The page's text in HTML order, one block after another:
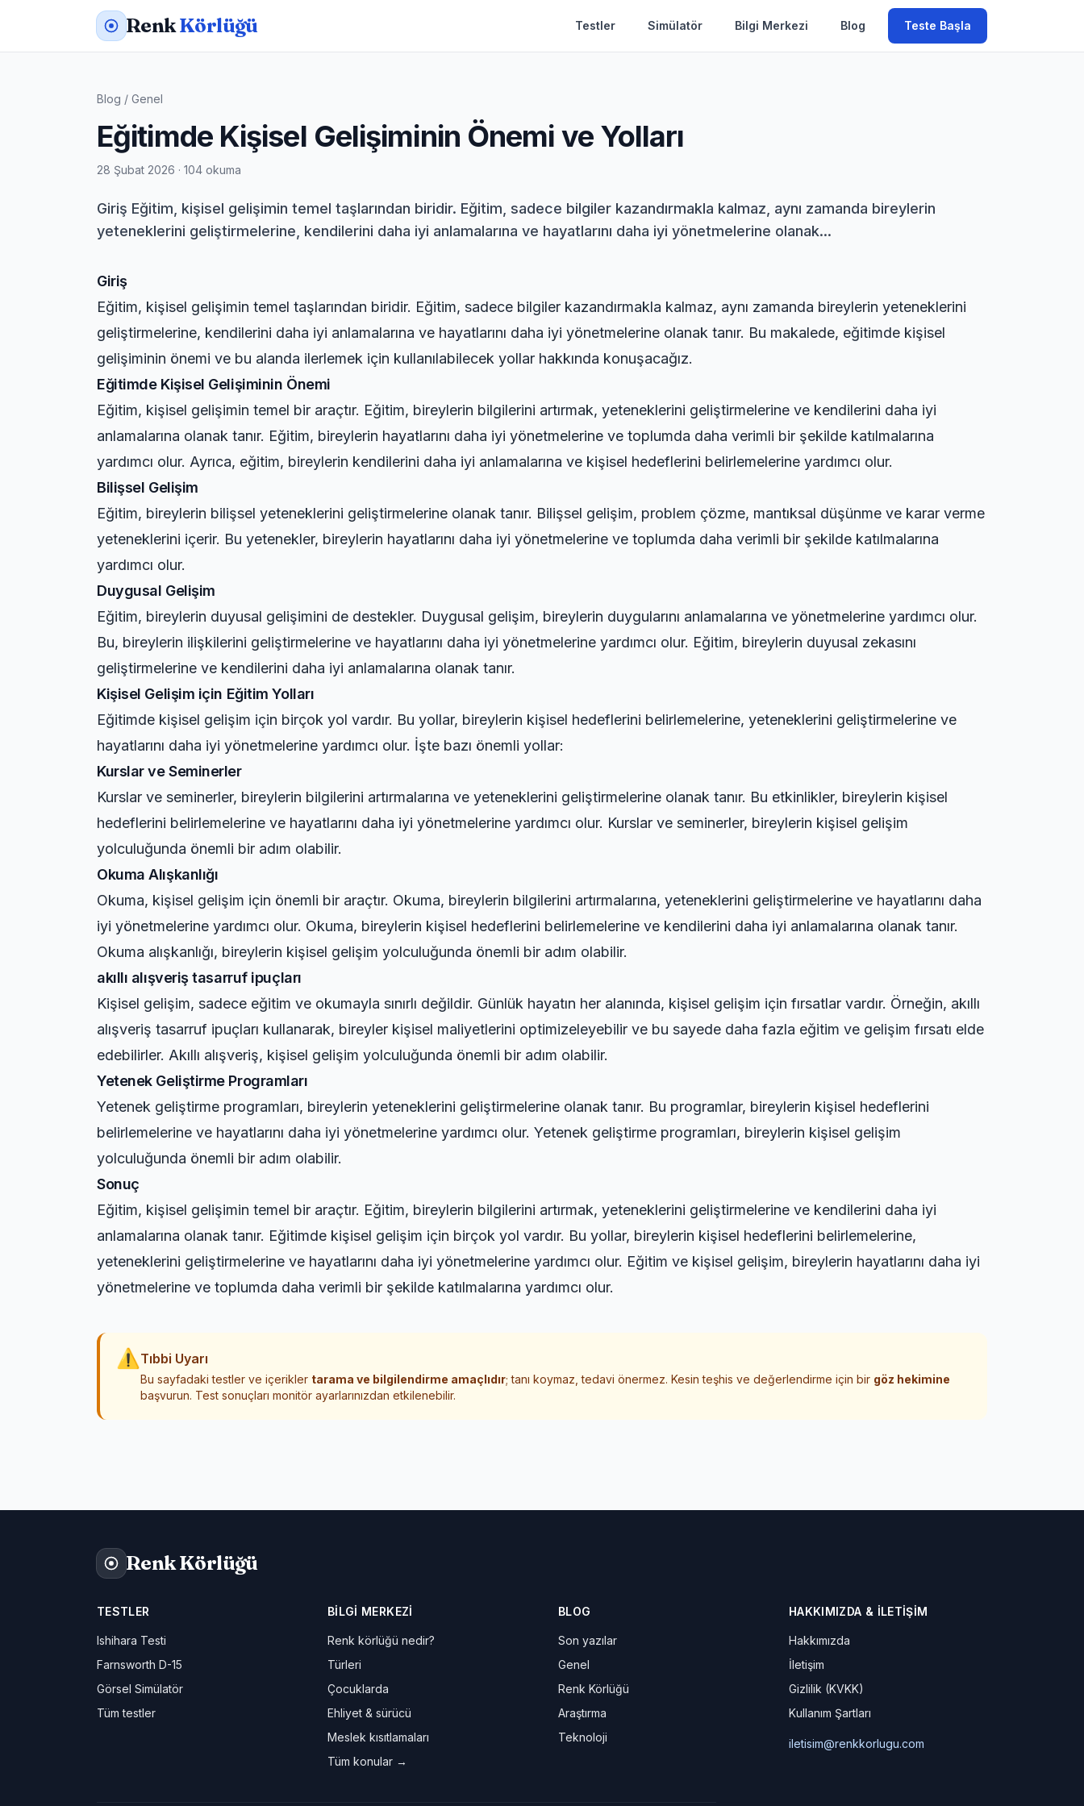
RenkKörlüğü Testler Simülatör Bilgi Merkezi Blog Teste Başla
Blog / Genel
Eğitimde Kişisel Gelişiminin Önemi ve Yolları
28 Şubat 2026 · 104 okuma
Giriş Eğitim, kişisel gelişimin temel taşlarından biridir. Eğitim, sadece bilgiler kazandırmakla kalmaz, aynı zamanda bireylerin
yeteneklerini geliştirmelerine, kendilerini daha iyi anlamalarına ve hayatlarını daha iyi yönetmelerine olanak...
Giriş
Eğitim, kişisel gelişimin temel taşlarından biridir. Eğitim, sadece bilgiler kazandırmakla kalmaz, aynı zamanda bireylerin yeteneklerini
geliştirmelerine, kendilerini daha iyi anlamalarına ve hayatlarını daha iyi yönetmelerine olanak tanır. Bu makalede, eğitimde kişisel
gelişiminin önemi ve bu alanda ilerlemek için kullanılabilecek yollar hakkında konuşacağız.
Eğitimde Kişisel Gelişiminin Önemi
Eğitim, kişisel gelişimin temel bir araçtır. Eğitim, bireylerin bilgilerini artırmak, yeteneklerini geliştirmelerine ve kendilerini daha iyi
anlamalarına olanak tanır. Eğitim, bireylerin hayatlarını daha iyi yönetmelerine ve toplumda daha verimli bir şekilde katılmalarına
yardımcı olur. Ayrıca, eğitim, bireylerin kendilerini daha iyi anlamalarına ve kişisel hedeflerini belirlemelerine yardımcı olur.
Bilişsel Gelişim
Eğitim, bireylerin bilişsel yeteneklerini geliştirmelerine olanak tanır. Bilişsel gelişim, problem çözme, mantıksal düşünme ve karar verme
yeteneklerini içerir. Bu yetenekler, bireylerin hayatlarını daha iyi yönetmelerine ve toplumda daha verimli bir şekilde katılmalarına
yardımcı olur.
Duygusal Gelişim
Eğitim, bireylerin duyusal gelişimini de destekler. Duygusal gelişim, bireylerin duygularını anlamalarına ve yönetmelerine yardımcı olur.
Bu, bireylerin ilişkilerini geliştirmelerine ve hayatlarını daha iyi yönetmelerine yardımcı olur. Eğitim, bireylerin duyusal zekasını
geliştirmelerine ve kendilerini daha iyi anlamalarına olanak tanır.
Kişisel Gelişim için Eğitim Yolları
Eğitimde kişisel gelişim için birçok yol vardır. Bu yollar, bireylerin kişisel hedeflerini belirlemelerine, yeteneklerini geliştirmelerine ve
hayatlarını daha iyi yönetmelerine yardımcı olur. İşte bazı önemli yollar:
Kurslar ve Seminerler
Kurslar ve seminerler, bireylerin bilgilerini artırmalarına ve yeteneklerini geliştirmelerine olanak tanır. Bu etkinlikler, bireylerin kişisel
hedeflerini belirlemelerine ve hayatlarını daha iyi yönetmelerine yardımcı olur. Kurslar ve seminerler, bireylerin kişisel gelişim
yolculuğunda önemli bir adım olabilir.
Okuma Alışkanlığı
Okuma, kişisel gelişim için önemli bir araçtır. Okuma, bireylerin bilgilerini artırmalarına, yeteneklerini geliştirmelerine ve hayatlarını daha
iyi yönetmelerine yardımcı olur. Okuma, bireylerin kişisel hedeflerini belirlemelerine ve kendilerini daha iyi anlamalarına olanak tanır.
Okuma alışkanlığı, bireylerin kişisel gelişim yolculuğunda önemli bir adım olabilir.
akıllı alışveriş tasarruf ipuçları
Kişisel gelişim, sadece eğitim ve okumayla sınırlı değildir. Günlük hayatın her alanında, kişisel gelişim için fırsatlar vardır. Örneğin, akıllı
alışveriş tasarruf ipuçları kullanarak, bireyler kişisel maliyetlerini optimizeleyebilir ve bu sayede daha fazla eğitim ve gelişim fırsatı elde
edebilirler. Akıllı alışveriş, kişisel gelişim yolculuğunda önemli bir adım olabilir.
Yetenek Geliştirme Programları
Yetenek geliştirme programları, bireylerin yeteneklerini geliştirmelerine olanak tanır. Bu programlar, bireylerin kişisel hedeflerini
belirlemelerine ve hayatlarını daha iyi yönetmelerine yardımcı olur. Yetenek geliştirme programları, bireylerin kişisel gelişim
yolculuğunda önemli bir adım olabilir.
Sonuç
Eğitim, kişisel gelişimin temel bir araçtır. Eğitim, bireylerin bilgilerini artırmak, yeteneklerini geliştirmelerine ve kendilerini daha iyi
anlamalarına olanak tanır. Eğitimde kişisel gelişim için birçok yol vardır. Bu yollar, bireylerin kişisel hedeflerini belirlemelerine,
yeteneklerini geliştirmelerine ve hayatlarını daha iyi yönetmelerine yardımcı olur. Eğitim ve kişisel gelişim, bireylerin hayatlarını daha iyi
yönetmelerine ve toplumda daha verimli bir şekilde katılmalarına yardımcı olur.
⚠ Tıbbi Uyarı
Bu sayfadaki testler ve içerikler tarama ve bilgilendirme amaçlıdır; tanı koymaz, tedavi önermez. Kesin teşhis ve değerlendirme için bir göz hekimine
başvurun. Test sonuçları monitör ayarlarınızdan etkilenebilir.
Renk Körlüğü
TESTLER
Ishihara Testi
Farnsworth D-15
Görsel Simülatör
Tüm testler
BILGI MERKEZI
Renk körlüğü nedir?
Türleri
Çocuklarda
Ehliyet & sürücü
Meslek kısıtlamaları
Tüm konular →
BLOG
Son yazılar
Genel
Renk Körlüğü
Araştırma
Teknoloji
HAKKIMIZDA & İLETIŞIM
Hakkımızda
İletişim
Gizlilik (KVKK)
Kullanım Şartları
iletisim@renkkorlugu.com